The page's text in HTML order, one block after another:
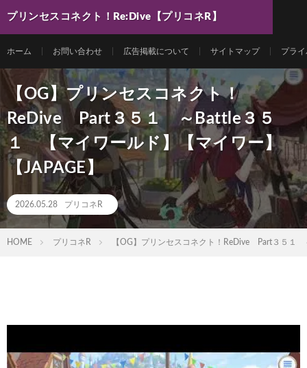
プリンセスコネクト！Re:Dive【プリコネR】
ホーム お問い合わせ 広告掲載について サイトマップ プラ
【OG】プリンセスコネクト！
ReDive Part３５１ ～Battle３５
１ 【マイワールド】【マイワー】
【JAPAGE】
2026.05.28 プリコネR
HOME プリコネR 【OG】プリンセスコネクト！ReDive Part３５１